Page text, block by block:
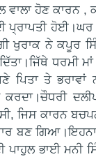
ਵਾਲਾ ਹੋਣ ਕਾਰਨ ,
ਪ੍ਰਾਪਤੀ
ਖੁਰਾਕ ਨੇ ਕਪੂਰ
ਧਰਮੀ
ਪਿਤਾ ਤੇ ਭਰਾਵਾਂ
ਜਿਸ ਕਾਰਨ
ਬਣ
ਪਾਹੁਲ ਭਾਈ ਮਨੀ